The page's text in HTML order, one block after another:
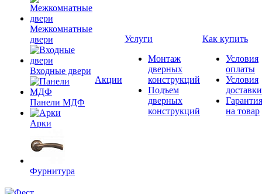
Межкомнатные
двери
Входные двери
Панели МДФ
Арки
Фурнитура
Акции
Услуги
Монтаж
дверных
конструкций
Подъем
дверных
конструкций
Как купить
Условия
оплаты
Условия
доставки
Гарантия
на товар